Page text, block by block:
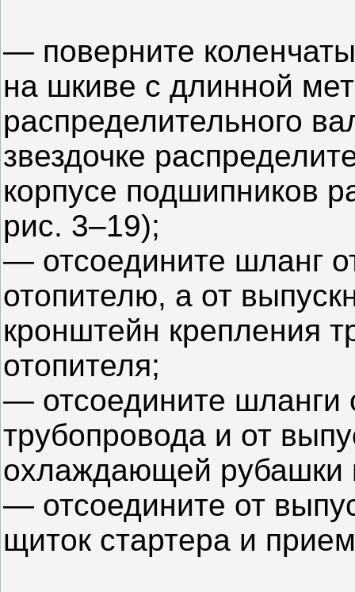
— поверните
на шкиве с длинной
распределительного
звездочке
корпусе подшипников
рис. 3–19);
— отсоедините шланг
отопителю, а от
кронштейн крепления
отопителя;
— отсоедините шланги
трубопровода и от
охлаждающей рубашки
— отсоедините от
щиток стартера и